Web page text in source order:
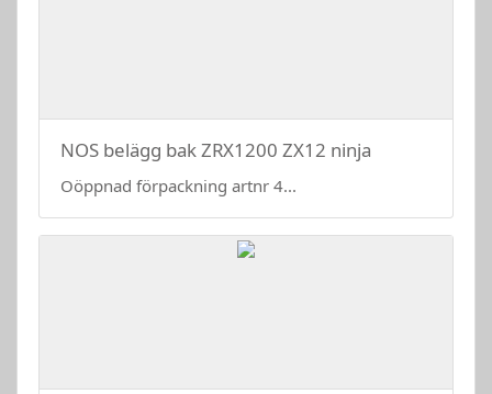
NOS belägg bak ZRX1200 ZX12 ninja
Oöppnad förpackning artnr 4...